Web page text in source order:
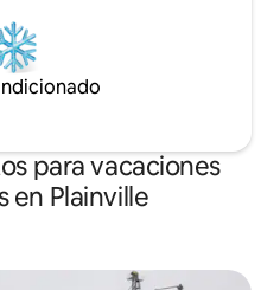
para vacaciones
en Plainville